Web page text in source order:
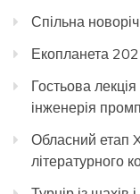
Спільна
Екопланета
Гостьова
інженерія
Обласний етап
літературного